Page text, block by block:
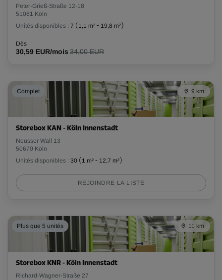
Volume: 12 m³
Long:3,5m Larg: 1,14m Haut:3
Dès
127,00 EUR/mois
Compartiment 39
Surface: 6,4 m²
Volume: 19,2 m³
Long:3,56m Larg:1,8m Haut:
Dès
179,00 EUR/mois
Volume: 19,8 m³
m Larg: m Haut:3m
Peter-Grieß-Straße 12-18
51061 Köln
Unités disponibles : 7 ( 1,1 m² - 19,8 m²)
Dès
30,59 EUR/mois 34,00 EUR
Complet 9 km
Storebox KAN - Köln Innenstadt
Neusser Wall 13
50670 Köln
Unités disponibles : 30 ( 1 m² - 12,7 m²)
REJOINDRE LA LISTE
Plus que 5 unités 11 km
Storebox KNR - Köln Innenstadt
Richard-Wagner-Straße 27